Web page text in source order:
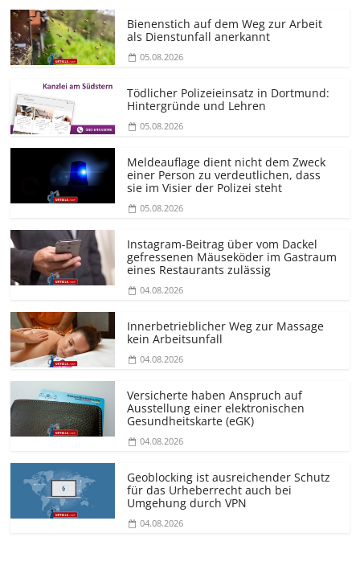
Bienenstich auf dem Weg zur Arbeit
als Dienstunfall anerkannt
05.08.2026
Tödlicher Polizeieinsatz in Dortmund:
Hintergründe und Lehren
05.08.2026
Meldeauflage dient nicht dem Zweck
einer Person zu verdeutlichen, dass
sie im Visier der Polizei steht
05.08.2026
Instagram-Beitrag über vom Dackel
gefressenen Mäuseköder im Gastraum
eines Restaurants zulässig
04.08.2026
Innerbetrieblicher Weg zur Massage
kein Arbeitsunfall
04.08.2026
Versicherte haben Anspruch auf
Ausstellung einer elektronischen
Gesundheitskarte (eGK)
04.08.2026
Geoblocking ist ausreichender Schutz
für das Urheberrecht auch bei
Umgehung durch VPN
04.08.2026